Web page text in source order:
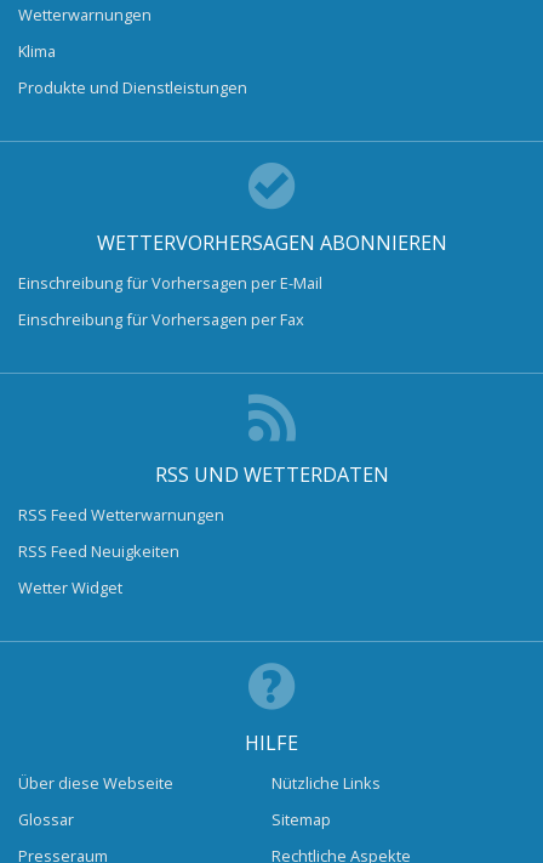
Wetterwarnungen
Klima
Produkte und Dienstleistungen
WETTERVORHERSAGEN ABONNIEREN
Einschreibung für Vorhersagen per E-Mail
Einschreibung für Vorhersagen per Fax
RSS UND WETTERDATEN
RSS Feed Wetterwarnungen
RSS Feed Neuigkeiten
Wetter Widget
HILFE
Über diese Webseite
Glossar
Presseraum
Nützliche Links
Sitemap
Rechtliche Aspekte